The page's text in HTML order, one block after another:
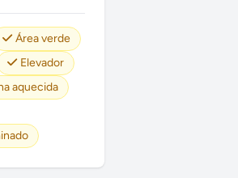
Área verde
Elevador
aquecida